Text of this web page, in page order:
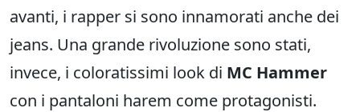
avanti, i rapper si sono innamorati anche dei
jeans. Una grande rivoluzione sono stati,
invece, i coloratissimi look di MC Hammer
con i pantaloni harem come protagonisti.